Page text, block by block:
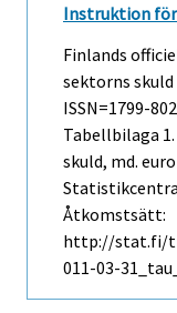
Instruktion
Finlands
sektorns
ISSN=1799-
Tabellbilaga
skuld, md.
Åtkomstsätt:
http://stat.fi/
011-03-